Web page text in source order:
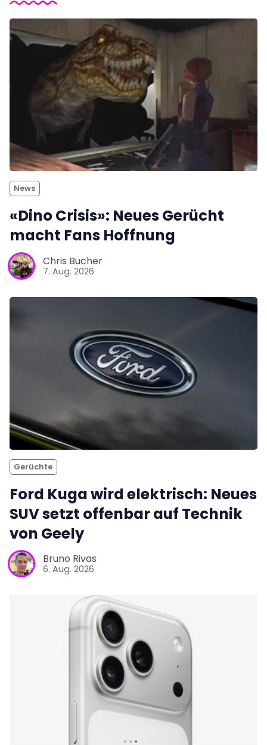
News
«Dino Crisis»: Neues Gerücht
macht Fans Hoffnung
Chris Bucher
7. Aug. 2026
Gerüchte
Ford Kuga wird elektrisch: Neues
SUV setzt offenbar auf Technik
von Geely
Bruno Rivas
6. Aug. 2026